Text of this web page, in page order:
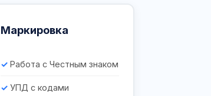
Маркировка
Работа с Честным знаком
УПД с кодами